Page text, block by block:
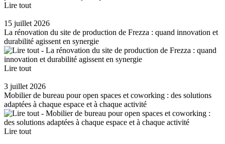
Lire tout
15 juillet 2026
La rénovation du site de production de Frezza : quand innovation et
durabilité agissent en synergie
Lire tout
3 juillet 2026
Mobilier de bureau pour open spaces et coworking : des solutions
adaptées à chaque espace et à chaque activité
Lire tout